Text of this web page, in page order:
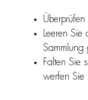
Leeren
Sammlung
Falten Sie
werfen Sie